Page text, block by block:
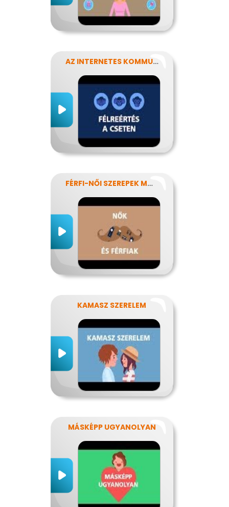
AZ INTERNETES KOMMUNIKÁCIÓ NÉHÁNY SAJÁTOSSÁGA
FÉRFI-NŐI SZEREPEK MODERN SZEMMEL
KAMASZ SZERELEM
MÁSKÉPP UGYANOLYAN